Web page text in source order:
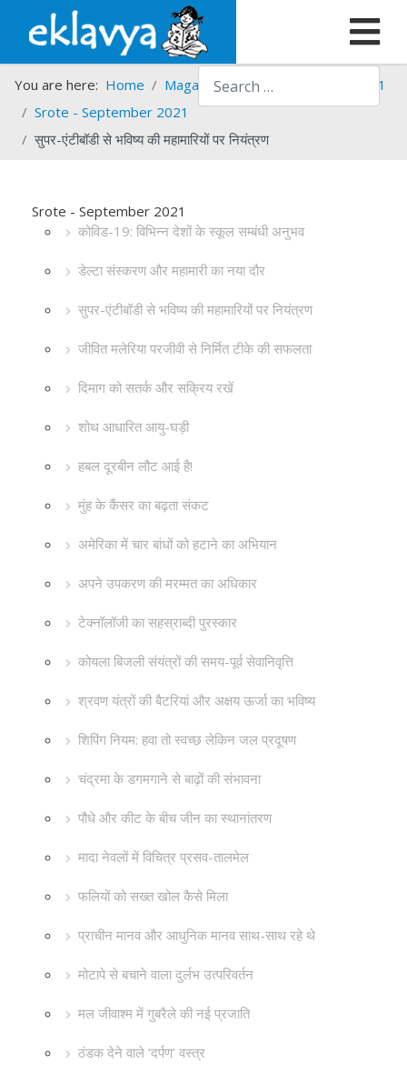
Search
You are here: Home Magazines Srote
Srote - 2021
Srote - September 2021
सुपर-एंटीबॉडी से भविष्य की महामारियों पर नियंत्रण
Srote - September 2021
कोविड-19: विभिन्न देशों के स्कूल सम्बंधी अनुभव
डेल्टा संस्करण और महामारी का नया दौर
सुपर-एंटीबॉडी से भविष्य की महामारियों पर नियंत्रण
जीवित मलेरिया परजीवी से निर्मित टीके की सफलता
दिमाग को सतर्क और सक्रिय रखें
शोथ आधारित आयु-घड़ी
हबल दूरबीन लौट आई है!
मुंह के कैंसर का बढ़ता संकट
अमेरिका में चार बांधों को हटाने का अभियान
अपने उपकरण की मरम्मत का अधिकार
टेक्नॉलॉजी का सहस्राब्दी पुरस्कार
कोयला बिजली संयंत्रों की समय-पूर्व सेवानिवृत्ति
श्रवण यंत्रों की बैटरियां और अक्षय ऊर्जा का भविष्य
शिपिंग नियम: हवा तो स्वच्छ लेकिन जल प्रदूषण
चंद्रमा के डगमगाने से बाढ़ों की संभावना
पौधे और कीट के बीच जीन का स्थानांतरण
मादा नेवलों में विचित्र प्रसव-तालमेल
फलियों को सख्त खोल कैसे मिला
प्राचीन मानव और आधुनिक मानव साथ-साथ रहे थे
मोटापे से बचाने वाला दुर्लभ उत्परिवर्तन
मल जीवाश्म में गुबरैले की नई प्रजाति
ठंडक देने वाले ‘दर्पण’ वस्त्र